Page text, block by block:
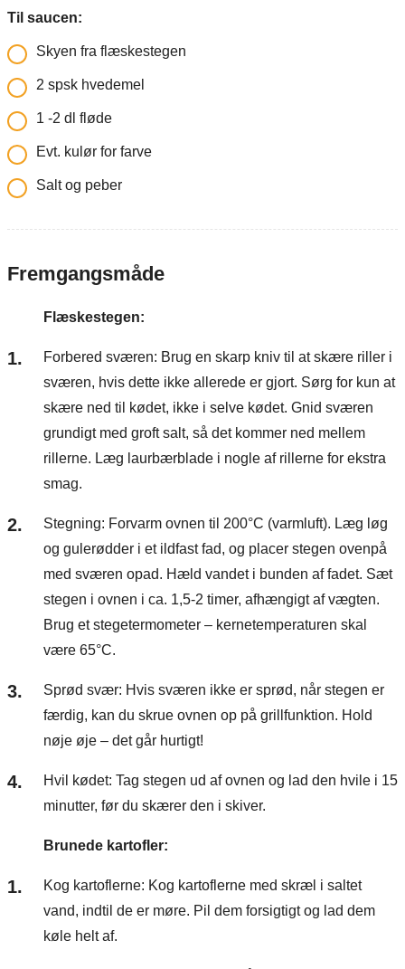
Til saucen:
Skyen fra flæskestegen
2 spsk hvedemel
1 -2 dl fløde
Evt. kulør for farve
Salt og peber
Fremgangsmåde
Flæskestegen:
Forbered sværen: Brug en skarp kniv til at skære riller i
sværen, hvis dette ikke allerede er gjort. Sørg for kun at
skære ned til kødet, ikke i selve kødet. Gnid sværen
grundigt med groft salt, så det kommer ned mellem
rillerne. Læg laurbærblade i nogle af rillerne for ekstra
smag.
Stegning: Forvarm ovnen til 200°C (varmluft). Læg løg
og gulerødder i et ildfast fad, og placer stegen ovenpå
med sværen opad. Hæld vandet i bunden af fadet. Sæt
stegen i ovnen i ca. 1,5-2 timer, afhængigt af vægten.
Brug et stegetermometer – kernetemperaturen skal
være 65°C.
Sprød svær: Hvis sværen ikke er sprød, når stegen er
færdig, kan du skrue ovnen op på grillfunktion. Hold
nøje øje – det går hurtigt!
Hvil kødet: Tag stegen ud af ovnen og lad den hvile i 15
minutter, før du skærer den i skiver.
Brunede kartofler:
Kog kartoflerne: Kog kartoflerne med skræl i saltet
vand, indtil de er møre. Pil dem forsigtigt og lad dem
køle helt af.